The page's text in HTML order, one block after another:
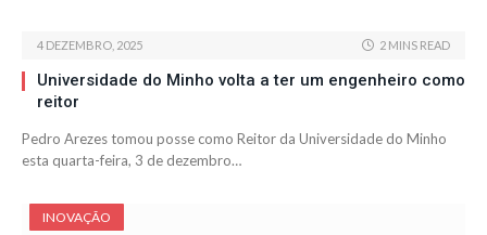
4 DEZEMBRO, 2025 2 MINS READ
Universidade do Minho volta a ter um engenheiro como
reitor
Pedro Arezes tomou posse como Reitor da Universidade do Minho
esta quarta-feira, 3 de dezembro…
INOVAÇÃO